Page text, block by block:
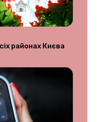
районах Києва